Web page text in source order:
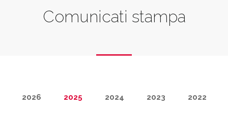
Comunicati stampa
2026 2025 2024 2023 2022